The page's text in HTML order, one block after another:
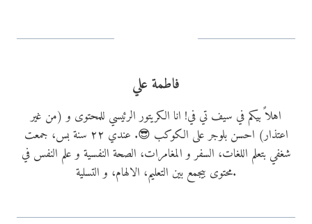
…
فاطمة علي
اهلاً بيكم في سيف تي في! انا الكريتور الرئيسي للمحتوى و (من غير
اعتذار) احسن بلوجر على الكوكب 😎. عندي ٢٢ سنة بس، جمعت
شغفي بتعلم اللغات، السفر و المغامرات، الصحة النفسية و علم النفس في
محتوى بيجمع بين التعليم، الالهام، و التسلية.